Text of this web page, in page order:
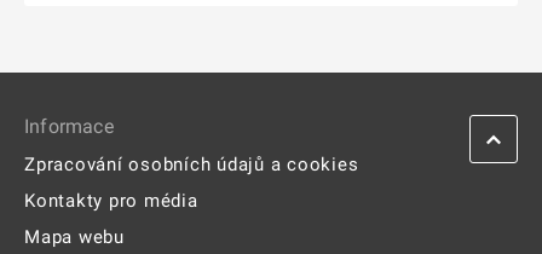
Informace
Zpracování osobních údajů a cookies
Kontakty pro média
Mapa webu